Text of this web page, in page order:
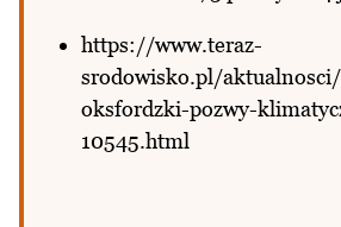
https://www.teraz-
srodowisko.pl/
oksfordzki-pozwy-
10545.html